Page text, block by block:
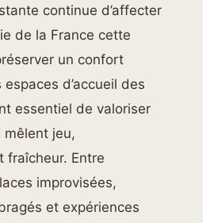
continue d’affecter
de la France cette
un confort
d’accueil des
essentiel de valoriser
jeu,
fraîcheur. Entre
improvisées,
et expériences